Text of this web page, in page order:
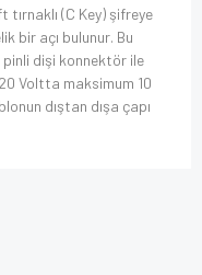
(C Key) şifreye
bir açı bulunur. Bu
pinli dişi konnektör ile
Voltta maksimum 10
dıştan dışa çapı